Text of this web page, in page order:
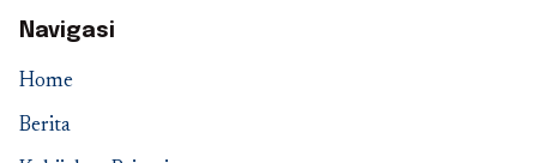
Navigasi
Home
Berita